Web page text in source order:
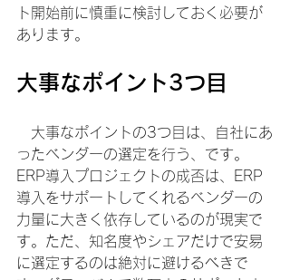
ト開始前に慎重に検討しておく必要が
あります。
大事なポイント3つ目
大事なポイントの3つ目は、自社にあ
ったベンダーの選定を行う、です。
ERP導入プロジェクトの成否は、ERP
導入をサポートしてくれるベンダーの
力量に大きく依存しているのが現実で
す。ただ、知名度やシェアだけで安易
に選定するのは絶対に避けるべきで